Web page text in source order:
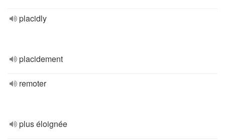
placidly
placidement
remoter
plus éloignée